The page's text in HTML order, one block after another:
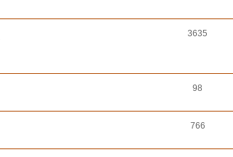
3635
98
766